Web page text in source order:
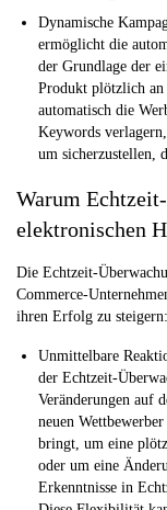
Dynamische
ermöglicht die
der Grundlage der
Produkt plötzlich
automatisch die
Keywords
um sicherzustellen,
Warum
elektronischen
Die Echtzeit-
Commerce-
ihren Erfolg zu steigern:
Unmittelbare
der Echtzeit-
Veränderungen auf
neuen
bringt, um eine
oder um eine
Erkenntnisse in